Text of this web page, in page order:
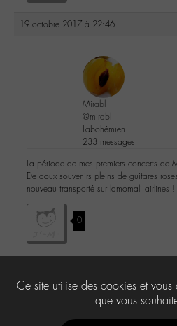
19 octobre 2017 à 22:46
Mirabl
@mirabl
Labohémien
233 messages
La période de mes premiers concerts de
De doux souvenirs pleins de guitares
nouveau transporté sur lamomali airlines !
0
Le forum ‘Les Raretés’ est fermé à de
Ce site utilise des cookies et
que vous